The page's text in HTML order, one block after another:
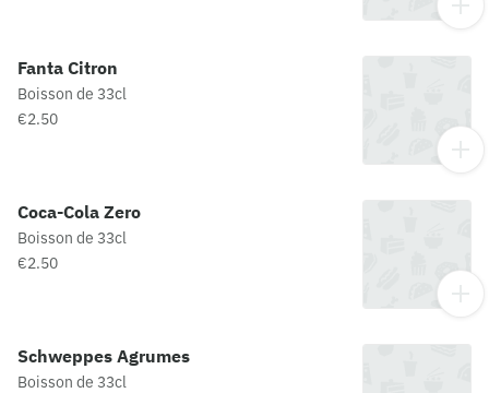
Fanta Citron
Boisson de 33cl
€2.50
Coca-Cola Zero
Boisson de 33cl
€2.50
Schweppes Agrumes
Boisson de 33cl